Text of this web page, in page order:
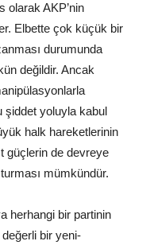
olarak AKP’nin
Elbette çok küçük bir
durumunda
değildir. Ancak
şiddet yoluyla kabul
halk hareketlerinin
güçlerin de devreye
mümkündür.
herhangi bir partinin
bir yeni-